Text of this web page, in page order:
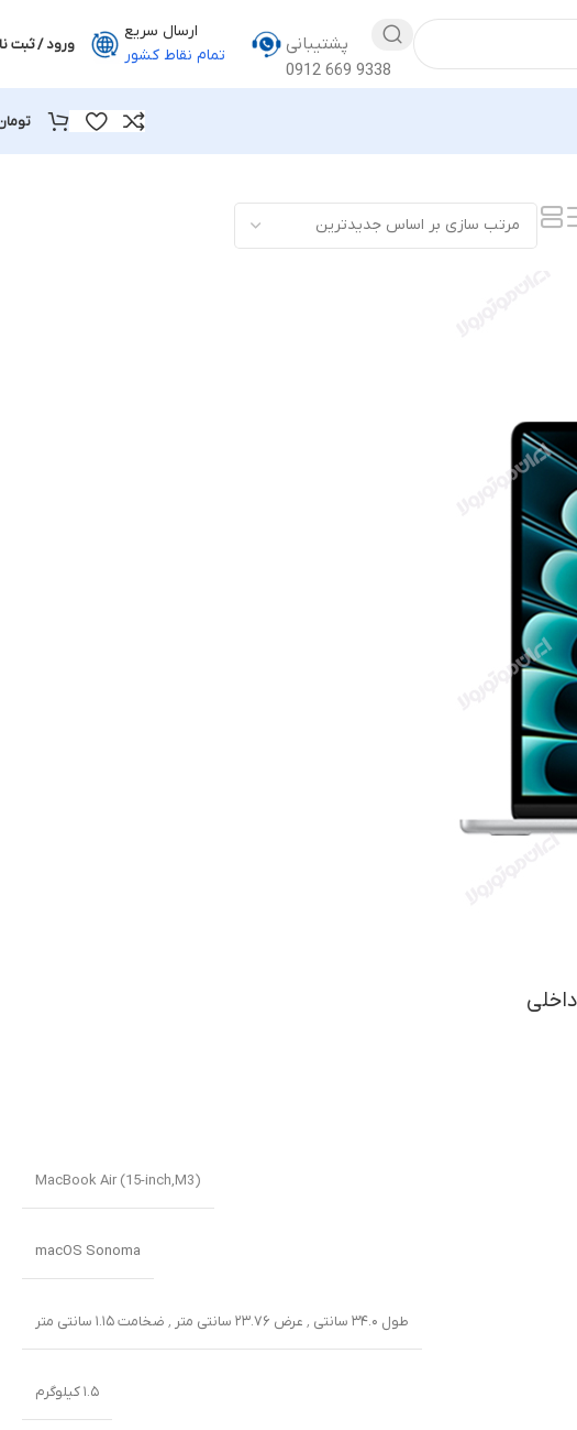
پشتیبانی
0912 669 9338
ارسال سریع
تمام نقاط کشور
ورود / ثبت
MacBook Air (15-inch,M3)
macOS Sonoma
طول ۳۴.۰ سانتی ٬ عرض ۲۳.۷۶ سانتی متر ٬ ضخامت ۱.۱۵ سانتی متر
۱.۵ کیلوگرم